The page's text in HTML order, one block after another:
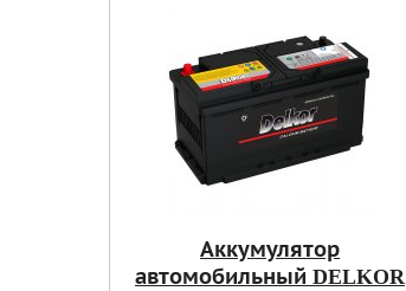
Аккумулятор
автомобильный DELKOR